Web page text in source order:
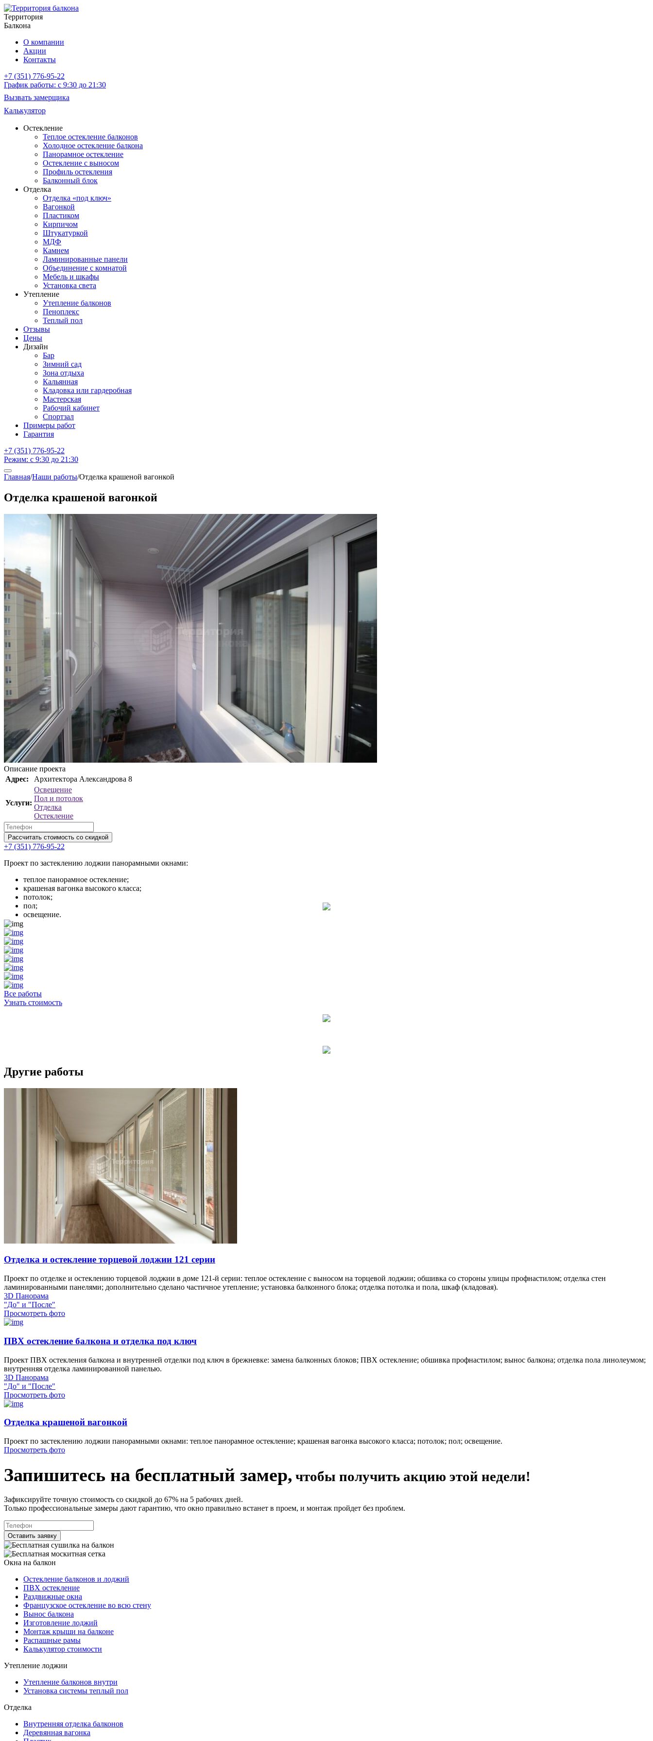
Территория
Балкона
О компании
Акции
Контакты
+7 (351) 776-95-22
График работы: с 9:30 до 21:30
Вызвать замерщика
Калькулятор
Остекление
Теплое остекление балконов
Холодное остекление балкона
Панорамное остекление
Остекление с выносом
Профиль остекления
Балконный блок
Отделка
Отделка «под ключ»
Вагонкой
Пластиком
Кирпичом
Штукатуркой
МДФ
Камнем
Ламинированные панели
Объединение с комнатой
Мебель и шкафы
Установка света
Утепление
Утепление балконов
Пеноплекс
Теплый пол
Отзывы
Цены
Дизайн
Бар
Зимний сад
Зона отдыха
Кальянная
Кладовка или гардеробная
Мастерская
Рабочий кабинет
Спортзал
Примеры работ
Гарантия
+7 (351) 776-95-22
Режим: с 9:30 до 21:30
Главная/Наши работы/Отделка крашеной вагонкой
Отделка крашеной вагонкой
Описание проекта
Адрес:
Архитектора Александрова 8
Услуги:
Освещение
Пол и потолок
Отделка
Остекление
Рассчитать стоимость со скидкой
+7 (351) 776-95-22
Проект по застеклению лоджии панорамными окнами:
теплое панорамное остекление;
крашеная вагонка высокого класса;
потолок;
пол;
освещение.
Все работы
Узнать стоимость
Другие работы
Отделка и остекление торцевой лоджии 121 серии
Проект по отделке и остеклению торцевой лоджии в доме 121-й серии: теплое остекление с выносом на торцевой лоджии; обшивка со стороны улицы профнастилом; отделка стен
ламинированными панелями; дополнительно сделано частичное утепление; установка балконного блока; отделка потолка и пола, шкаф (кладовая).
3D Панорама
"До" и "После"
Просмотреть фото
ПВХ остекление балкона и отделка под ключ
Проект ПВХ остекления балкона и внутренней отделки под ключ в брежневке: замена балконных блоков; ПВХ остекление; обшивка профнастилом; вынос балкона; отделка пола линолеумом;
внутренняя отделка ламинированной панелью.
3D Панорама
"До" и "После"
Просмотреть фото
Отделка крашеной вагонкой
Проект по застеклению лоджии панорамными окнами: теплое панорамное остекление; крашеная вагонка высокого класса; потолок; пол; освещение.
Просмотреть фото
Запишитесь на бесплатный замер, чтобы получить акцию этой недели!
Зафиксируйте точную стоимость со скидкой до 67% на 5 рабочих дней.
Только профессиональные замеры дают гарантию, что окно правильно встанет в проем, и монтаж пройдет без проблем.
Оставить заявку
Окна на балкон
Остекление балконов и лоджий
ПВХ остекление
Раздвижные окна
Французское остекление во всю стену
Вынос балкона
Изготовление лоджий
Монтаж крыши на балконе
Распашные рамы
Калькулятор стоимости
Утепление лоджии
Утепление балконов внутри
Установка системы теплый пол
Отделка
Внутренняя отделка балконов
Деревянная вагонка